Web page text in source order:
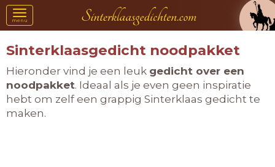
Toggle
navigation
menu
Sinterklaasgedicht noodpakket
Hieronder vind je een leuk gedicht over een
noodpakket. Ideaal als je even geen inspiratie
hebt om zelf een grappig Sinterklaas gedicht te
maken.